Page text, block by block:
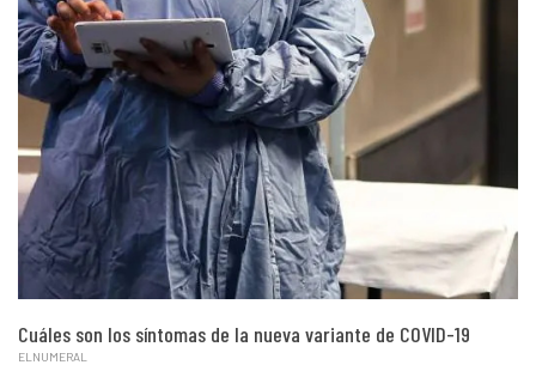
Cuáles son los síntomas de la nueva variante de COVID-19
ELNUMERAL